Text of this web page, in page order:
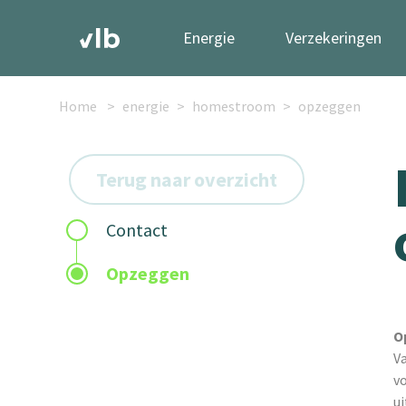
Energie Verzekeringen
Home energie homestroom opzeggen
Terug naar overzicht
Contact
Opzeggen